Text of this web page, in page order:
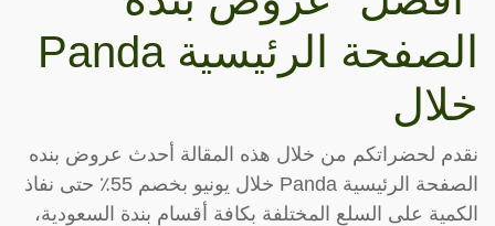
الصفحة الرئيسية Panda
خلال
نقدم لحضراتكم من خلال هذه المقالة أحدث عروض بنده
الصفحة الرئيسية Panda خلال يونيو بخصم 55٪ حتى نفاذ
الكمية على السلع المختلفة بكافة أقسام بندة السعودية،